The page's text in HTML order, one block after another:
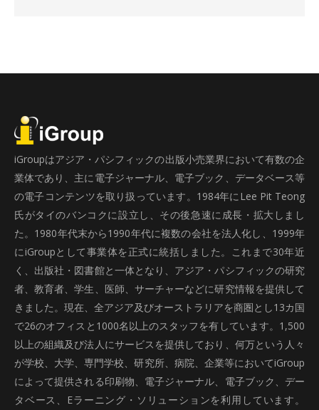
iGroupはアジア・パシフィックの出版小売業界において有数の企
業体であり、主に電子ジャーナル、電子ブック、データベース等
の電子コンテンツを取り扱っています。1984年にLee Pit Teong
氏がタイのバンコクに設立し、その後急速に成長・拡大しまし
た。1980年代末から1990年代に複数の会社を法人化し、1999年
にiGroupとして事業体を正式に統括しました。これまで30年近
く、出版社・図書館と一体となり、アジア・パシフィックの研究
者、教育者、学生、医師、サーチャーなどに研究情報を提供して
きました。現在、全アジア及びオーストラリアを商圏とし13カ国
で26のオフィスと1000名以上のスタッフを有しています。1,500
以上の組織及び法人にサービスを提供しており、何万という人々
が学校、大学、専門学校、研究所、病院、企業等においてiGroup
によって提供される印刷物、電子ジャーナル、電子ブック、デー
タベース、Eラーニング・ソリューションを利用しています。